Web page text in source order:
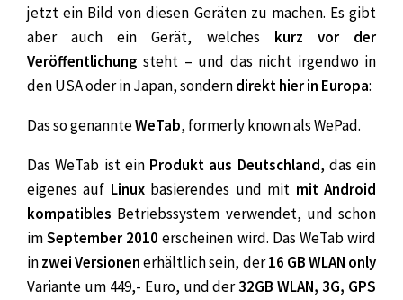
jetzt ein Bild von diesen Geräten zu machen. Es gibt
aber auch ein Gerät, welches kurz vor der
Veröffentlichung steht – und das nicht irgendwo in
den USA oder in Japan, sonderndirekt hier in Europa:
Das so genannteWeTab, formerly known als WePad.
Das WeTab ist ein Produkt aus Deutschland, das ein
eigenes auf Linux basierendes und mit mit Android
kompatibles Betriebssystem verwendet, und schon
imSeptember 2010erscheinen wird. Das WeTab wird
inzwei Versionenerhältlich sein, der16 GB WLAN only
Variante um 449,- Euro, und der32GB WLAN, 3G, GPS